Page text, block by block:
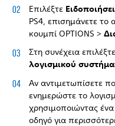
Επιλέξτε
PS4, επισημάνετε το
κουμπί OPTIONS >
Στη συνέχεια επιλέξτε
λογισμικού
Αν αντιμετωπίσετε
ενημερώστε το
χρησιμοποιώντας
οδηγό για